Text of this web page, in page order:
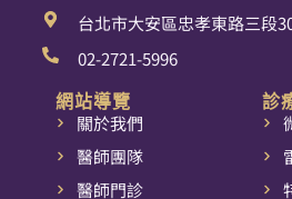
台北市大安區忠孝東路三段
02-2721-5996
網站導覽
關於我們
醫師團隊
醫師門診
診